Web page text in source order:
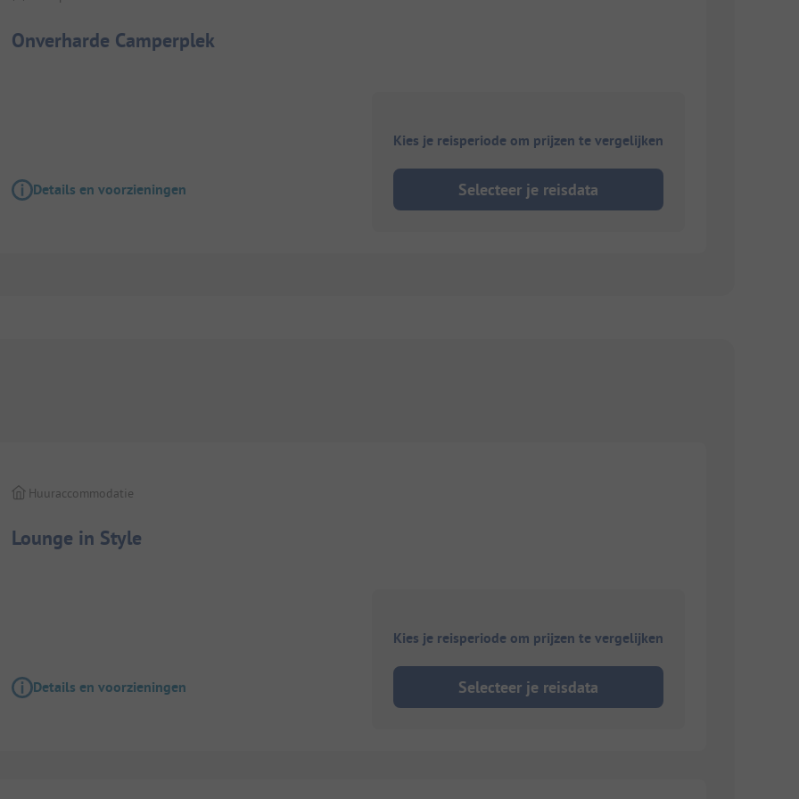
Onverharde Camperplek
Details en voorzieningen
Kies je reisperiode om prijzen te vergelijken
Selecteer je reisdata
Lounge in Style
Huuraccommodatie
Details en voorzieningen
Kies je reisperiode om prijzen te vergelijken
Selecteer je reisdata